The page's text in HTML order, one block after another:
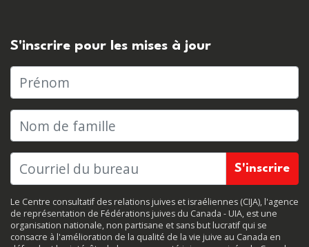
S'inscrire pour les mises à jour
Prénom
Nom de famille
Le Centre consultatif des relations juives et israéliennes (CIJA), l'agence
de représentation de Fédérations juives du Canada - UIA, est une
organisation nationale, non partisane et sans but lucratif qui se
consacre à l'amélioration de la qualité de la vie juive au Canada en